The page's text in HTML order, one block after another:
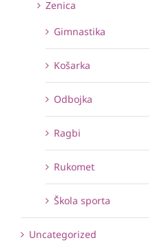
Zenica
Gimnastika
Košarka
Odbojka
Ragbi
Rukomet
Škola sporta
Uncategorized